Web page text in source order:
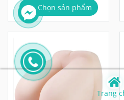
Chọn sản phẩm
Trang